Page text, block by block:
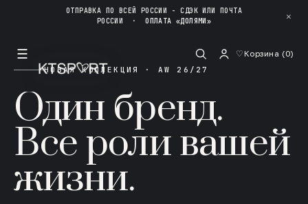
ОТПРАВКА ПО ВСЕЙ РОССИИ - СДЭК ИЛИ ПОЧТА
РОССИИ ·ОПЛАТА «ДОЛЯМИ» ✕
☰ ♡Корзина (0)
НОВАЯ КОЛЛЕКЦИЯ · AW 26/27
Один бренд.
Все роли вашей
жизни.